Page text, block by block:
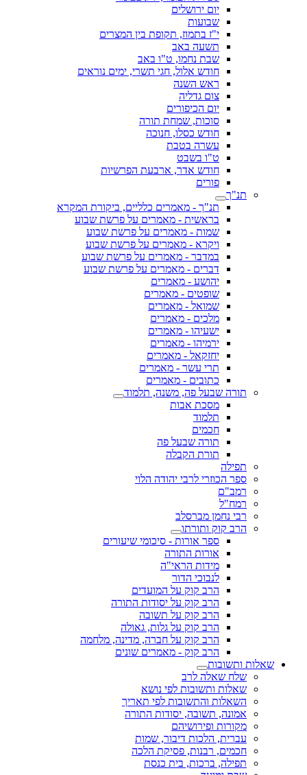
יום ירושלים
שבועות
י"ז בתמוז, תקופת בין המצרים
תשעה באב
שבת נחמו, ט"ו באב
חודש אלול, חגי תשרי, ימים נוראים
ראש השנה
צום גדליה
יום הכיפורים
סוכות, שמחת תורה
חודש כסלו, חנוכה
עשרה בטבת
ט"ו בשבט
חודש אדר, ארבעת הפרשיות
פורים
תנ"ך
תנ"ך - מאמרים כלליים, ביקורת המקרא
בראשית - מאמרים על פרשת שבוע
שמות - מאמרים על פרשת שבוע
ויקרא - מאמרים על פרשת שבוע
במדבר - מאמרים על פרשת שבוע
דברים - מאמרים על פרשת שבוע
יהושע - מאמרים
שופטים - מאמרים
שמואל - מאמרים
מלכים - מאמרים
ישעיהו - מאמרים
ירמיהו - מאמרים
יחזקאל - מאמרים
תרי עשר - מאמרים
כתובים - מאמרים
תורה שבעל פה, משנה, תלמוד
מסכת אבות
תלמוד
חכמים
תורה שבעל פה
תורת הקבלה
תפילה
ספר הכוזרי לרבי יהודה הלוי
רמב"ם
רמח"ל
רבי נחמן מברסלב
הרב קוק ותורתו
ספר אורות - סיכומי שיעורים
אורות התורה
מידות הראי"ה
לנבוכי הדור
הרב קוק על המועדים
הרב קוק על יסודות התורה
הרב קוק על תשובה
הרב קוק על גלות, גאולה
הרב קוק על חברה, מדינה, מלחמה
הרב קוק - מאמרים שונים
שאלות ותשובות
שלח שאלה לרב
שאלות ותשובות לפי נושא
השאלות והתשובות לפי תאריך
אמונה, תשובה, יסודות התורה
מקורות ופירושיהם
עברית, הלכות דיבור, שמות
חכמים, רבנות, פסיקת הלכה
תפילה, ברכות, בית כנסת